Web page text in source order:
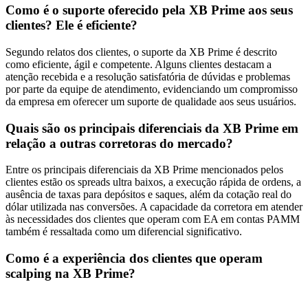
Como é o suporte oferecido pela XB Prime aos seus
clientes? Ele é eficiente?
Segundo relatos dos clientes, o suporte da XB Prime é descrito
como eficiente, ágil e competente. Alguns clientes destacam a
atenção recebida e a resolução satisfatória de dúvidas e problemas
por parte da equipe de atendimento, evidenciando um compromisso
da empresa em oferecer um suporte de qualidade aos seus usuários.
Quais são os principais diferenciais da XB Prime em
relação a outras corretoras do mercado?
Entre os principais diferenciais da XB Prime mencionados pelos
clientes estão os spreads ultra baixos, a execução rápida de ordens, a
ausência de taxas para depósitos e saques, além da cotação real do
dólar utilizada nas conversões. A capacidade da corretora em atender
às necessidades dos clientes que operam com EA em contas PAMM
também é ressaltada como um diferencial significativo.
Como é a experiência dos clientes que operam
scalping na XB Prime?